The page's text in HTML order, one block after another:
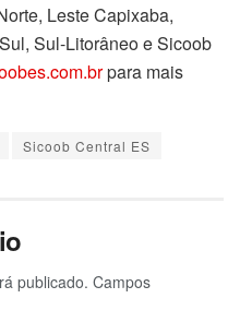
Leste Capixaba,
Sul-Litorâneo e Sicoob
para mais
Sicoob Central ES
publicado. Campos